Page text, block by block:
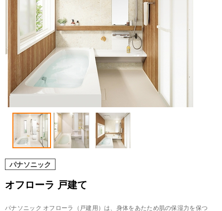
パナソニック
オフローラ 戸建て
パナソニック オフローラ（戸建用）は、身体をあたため肌の保湿力を保つ